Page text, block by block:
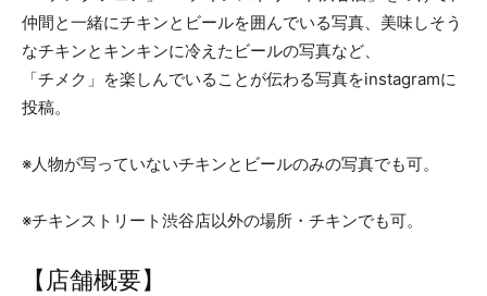
仲間と一緒にチキンとビールを囲んでいる写真、美味しそう
なチキンとキンキンに冷えたビールの写真など、
「チメク」を楽しんでいることが伝わる写真をinstagramに
投稿。
※人物が写っていないチキンとビールのみの写真でも可。
※チキンストリート渋谷店以外の場所・チキンでも可。
【店舗概要】